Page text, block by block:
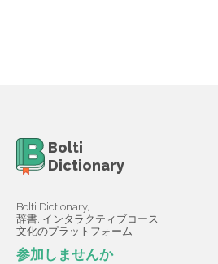
Bolti
Dictionary
Bolti Dictionary,
辞書, インタラクティブコース
文化のプラットフォーム
参加しませんか